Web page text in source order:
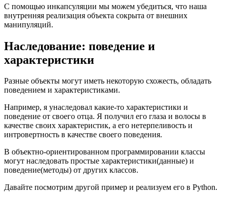
С помощью инкапсуляции мы можем убедиться, что наша
внутренняя реализация объекта сокрыта от внешних
манипуляций.
Наследование: поведение и
характеристики
Разные объекты могут иметь некоторую схожесть, обладать
поведением и характеристиками.
Например, я унаследовал какие-то характеристики и
поведение от своего отца. Я получил его глаза и волосы в
качестве своих характеристик, а его нетерпеливость и
интровертность в качестве своего поведения.
В объектно-ориентированном программировании классы
могут наследовать простые характеристики(данные) и
поведение(методы) от других классов.
Давайте посмотрим другой пример и реализуем его в Python.